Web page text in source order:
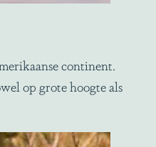
continent.
op grote hoogte als